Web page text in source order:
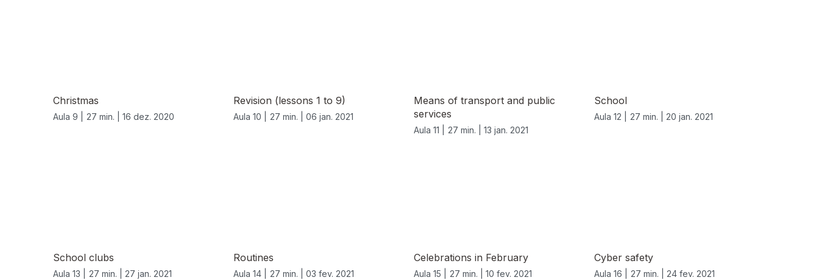
Christmas
Aula 9 | 27 min. | 16 dez. 2020
Revision (lessons 1 to 9)
Aula 10 | 27 min. | 06 jan. 2021
Means of transport and public
services
Aula 11 | 27 min. | 13 jan. 2021
School
Aula 12 | 27 min. | 20 jan. 2021
School clubs
Aula 13 | 27 min. | 27 jan. 2021
Routines
Aula 14 | 27 min. | 03 fev. 2021
Celebrations in February
Aula 15 | 27 min. | 10 fev. 2021
Cyber safety
Aula 16 | 27 min. | 24 fev. 2021